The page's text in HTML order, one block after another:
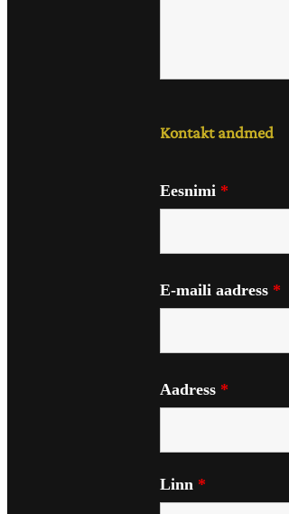
Kontakt andmed
Eesnimi *
E-maili aadress *
Aadress *
Linn *